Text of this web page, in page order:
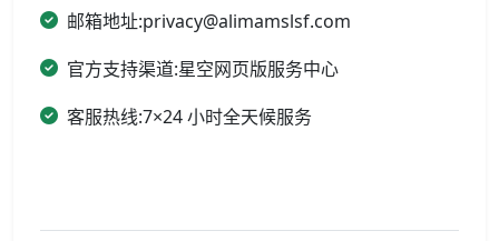
邮箱地址:privacy@alimamslsf.com
官方支持渠道:星空网页版服务中心
客服热线:7×24 小时全天候服务